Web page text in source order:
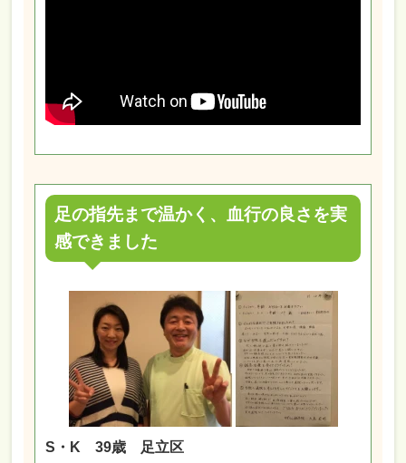
足の指先まで温かく、血行の良さを実
感できました
S・K 39歳 足立区